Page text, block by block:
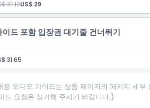
31.10US$ 29
이드 포함 입장권 대기줄 건너뛰기
31.65
용 오디오 가이드는 상품 페이지의 패키지 세
드 요청은 삼가해 주시기 바랍니다.)